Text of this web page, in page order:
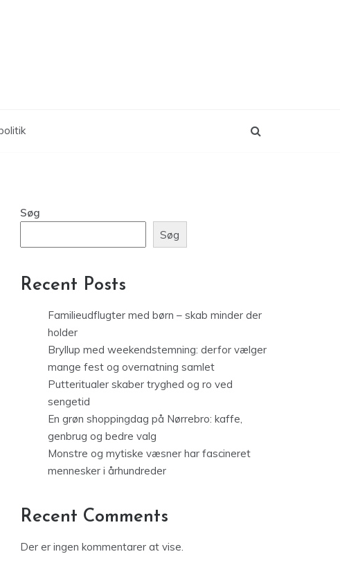
Søg
Søg
Recent Posts
Familieudflugter med børn – skab minder der
holder
Bryllup med weekendstemning: derfor vælger
mange fest og overnatning samlet
Putteritualer skaber tryghed og ro ved
sengetid
En grøn shoppingdag på Nørrebro: kaffe,
genbrug og bedre valg
Monstre og mytiske væsner har fascineret
mennesker i århundreder
Recent Comments
Der er ingen kommentarer at vise.